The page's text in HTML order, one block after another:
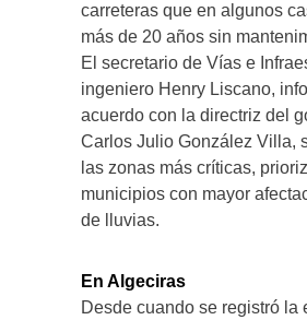
carreteras que en algunos
más de 20 años sin
El secretario de Vías e
ingeniero Henry Liscano,
acuerdo con la directriz del
Carlos Julio González Villa,
las zonas más críticas,
municipios con mayor
de lluvias.
En Algeciras
Desde cuando se registró la